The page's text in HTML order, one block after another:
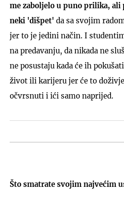
me zaboljelo u puno prilika, ali
neki 'dišpet' da sa svojim
jer to je jedini način. I
na predavanju, da nikada ne
ne posustaju kada će ih
život ili karijeru jer će to
očvrsnuti i ići samo naprijed.
Što smatrate svojim najvećim